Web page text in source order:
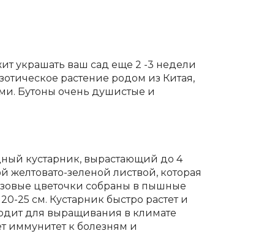
украшать ваш сад еще 2 -3 недели
растение родом из Китая,
Бутоны очень душистые и
кустарник, вырастающий до 4
зеленой листвой, которая
цветочки собраны в пышные
25 см. Кустарник быстро растет и
для выращивания в климате
иммунитет к болезням и